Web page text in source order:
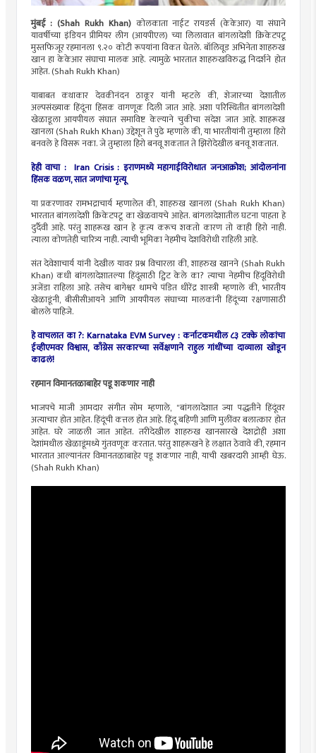
मुंबई : (Shah Rukh Khan) कोलकाता नाईट रायडर्स (केकेआर) या संघाने
यावर्षीच्या इंडियन प्रीमियर लीग (आयपीएल) च्या लिलावात बांगलादेशी क्रिकेटपटू
मुस्तफिजूर रहमानला ९.२० कोटी रूपयांना विकत घेतले. बॉलिवूड अभिनेता शाहरुख
खान हा केकेआर संघाचा मालक आहे. त्यामुळे भारतात शाहरुखविरुद्ध निदर्शने होत
आहेत. (Shah Rukh Khan)
याबाबत कथाकार देवकीनंदन ठाकूर यांनी म्हटले की, शेजारच्या देशातील
अल्पसंख्याक हिंदूंना हिंसक वागणूक दिली जात आहे. अशा परिस्थितीत बांगलादेशी
खेळाडूला आयपीयल संघात समाविष्ट केल्याने चुकीचा संदेश जात आहे. शाहरूख
खानला (Shah Rukh Khan) उद्देशून ते पुढे म्हणाले की, या भारतीयांनी तुम्हाला हिरो
बनवले हे विसरू नका. जे तुम्हाला हिरो बनवू शकतात ते झिरोदेखील बनवू शकतात.
हेही वाचा : Iran Crisis : इराणमध्ये महागाईविरोधात जनआक्रोश; आंदोलनांना
हिंसक वळण, सात जणांचा मृत्यू
या प्रकरणावर रामभद्राचार्य म्हणालेत की, शाहरुख खानला (Shah Rukh Khan)
भारतात बांगलादेशी क्रिकेटपटू का खेळवायचे आहेत. बांगलादेशातील घटना पाहता हे
दुर्दैवी आहे. परंतु शाहरूख खान हे कृत्य करूच शकतो कारण तो काही हिरो नाही.
त्याला कोणतेही चारित्र्य नाही. त्याची भूमिका नेहमीच देशविरोधी राहिली आहे.
संत देवेशाचार्य यांनी देखील यावर प्रश्न विचारला की, शाहरुख खानने (Shah Rukh
Khan) कधी बांगलादेशातल्या हिंदूंसाठी ट्विट केले का? त्याचा नेहमीच हिंदूविरोधी
अजेंडा राहिला आहे. तसेच बागेश्वर धामचे पंडित धीरेंद्र शास्त्री म्हणाले की, भारतीय
खेळाडूंनी, बीसीसीआयने आणि आयपीयल संघाच्या मालकांनी हिंदूंच्या रक्षणासाठी
बोलले पाहिजे.
हे वाचलात का ?: Karnataka EVM Survey : कर्नाटकमधील ८३ टक्के लोकांचा
ईव्हीएमवर विश्वास, काँग्रेस सरकारच्या सर्वेक्षणाने राहुल गांधींच्या दाव्याला खोडून
काढलं!
रहमान विमानतळाबाहेर पडू शकणार नाही
भाजपचे माजी आमदार संगीत सोम म्हणाले, "बांगलादेशात ज्या पद्धतीने हिंदूंवर
अत्याचार होत आहेत. हिंदूंची कत्तल होत आहे. हिंदू बहिणी आणि मुलींवर बलात्कार होत
आहेत. घरे जाळली जात आहेत. तरीदेखील शाहरुख खानसारखे देशद्रोही अशा
देशांमधील खेळाडूंमध्ये गुंतवणूक करतात. परंतु शाहरूखने हे लक्षात ठेवावे की, रहमान
भारतात आल्यानंतर विमानतळाबाहेर पडू शकणार नाही, याची खबरदारी आम्ही घेऊ.
(Shah Rukh Khan)